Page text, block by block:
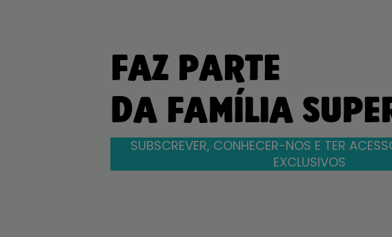
FAZ PARTE
DA FAMÍLIA
SUBSCREVER, CONHECER-NOS E TER
EXCLUSIVOS